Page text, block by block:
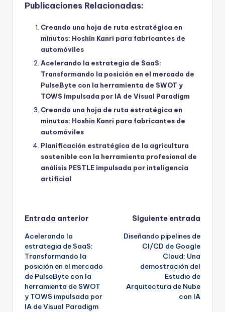
Publicaciones Relacionadas:
Creando una hoja de ruta estratégica en
minutos: Hoshin Kanri para fabricantes de
automóviles
Acelerando la estrategia de SaaS:
Transformando la posición en el mercado de
PulseByte con la herramienta de SWOT y
TOWS impulsada por IA de Visual Paradigm
Creando una hoja de ruta estratégica en
minutos: Hoshin Kanri para fabricantes de
automóviles
Planificación estratégica de la agricultura
sostenible con la herramienta profesional de
análisis PESTLE impulsada por inteligencia
artificial
Navegación
de
entradas
Entrada anterior
Acelerando la
estrategia de SaaS:
Transformando la
posición en el mercado
de PulseByte con la
herramienta de SWOT
y TOWS impulsada por
IA de Visual Paradigm
Siguiente entrada
Diseñando pipelines de
CI/CD de Google
Cloud: Una
demostración del
Estudio de
Arquitectura de Nube
con IA